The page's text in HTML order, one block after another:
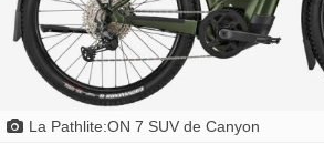
La Pathlite:ON 7 SUV de Canyon